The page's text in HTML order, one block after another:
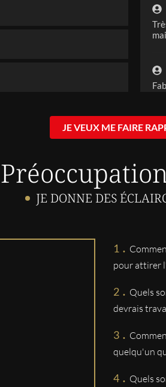
JE VEUX ME FAIRE
JE DONNE DES
.
pour attirer
. Quels
devrais
.
quelqu'un
. Quels